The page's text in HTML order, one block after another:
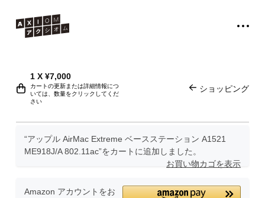
ショッピング
1 X¥7,000
カートの更新または詳細情報につ
いては、数量をクリックしてくだ
さい
“アップル AirMac Extreme ベースステーション A1521
ME918J/A 802.11ac”をカートに追加しました。
お買い物カゴを表示
Amazon アカウントをお